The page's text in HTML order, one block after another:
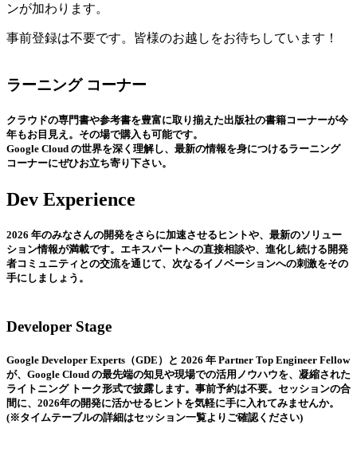
ンが加わります。
事前登録は不要です。皆様のお越しをお待ちしています！
ラーニング コーナー
クラウドの専門書や参考書を豊富に取り揃えた出版社の書籍コーナーが今
年もお目見え。その場で購入も可能です。
Google Cloud の世界を深く理解し、最新の情報を身につけるラーニング
コーナーにぜひお立ち寄り下さい。
Dev Experience
2026 年のみなさんの開発をさらに加速させるヒントや、最新のソリュー
ション情報が満載です。エキスパートへの直接相談や、進化し続ける開発
者コミュニティとの交流を通じて、次なるイノベーションへの刺激をその
手にしましょう。
Developer Stage
Google Developer Experts（GDE）と 2026 年 Partner Top Engineer Fellow
が、Google Cloud の最先端の知見や現場での活用ノウハウを、凝縮された
ライトニング トーク形式で披露します。事前予約は不要。セッションの合
間に、2026年の開発に活かせるヒントを気軽に手に入れてみませんか。
(※タイムテーブルの詳細はセッション一覧よりご確認ください)